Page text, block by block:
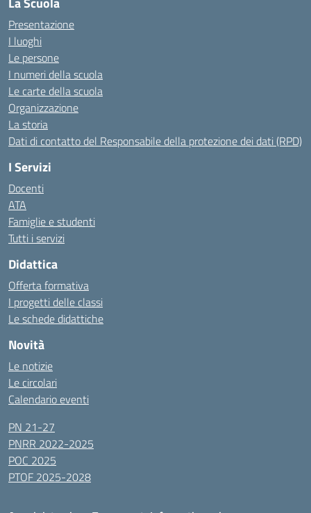
Presentazione
I luoghi
Le persone
I numeri della scuola
Le carte della scuola
Organizzazione
La storia
Dati di contatto del Responsabile della protezione dei dati (RPD)
I Servizi
Docenti
ATA
Famiglie e studenti
Tutti i servizi
Didattica
Offerta formativa
I progetti delle classi
Le schede didattiche
Novità
Le notizie
Le circolari
Calendario eventi
PN 21-27
PNRR 2022-2025
POC 2025
PTOF 2025-2028